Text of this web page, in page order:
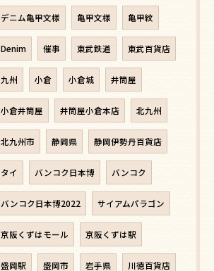
デニム亀甲文様 亀甲文様 亀甲紋
Denim 催事 東武鉄道 東武百貨店
九州 小倉 小倉城 井筒屋
小倉井筒屋 井筒屋小倉本店 北九州
北九州市 静岡県 静岡伊勢丹百貨店
タイ バンコク日本博 バンコク
バンコク日本博2022 サイアムパラゴン
京阪くずはモール 京阪くずは駅
盛岡駅 盛岡市 岩手県 川徳百貨店